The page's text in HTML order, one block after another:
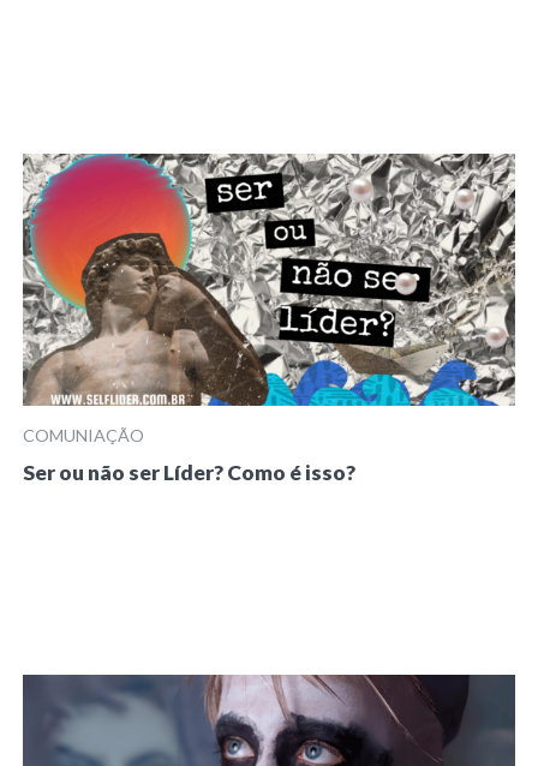
COMUNIAÇÃO
Ser ou não ser Líder? Como é isso?